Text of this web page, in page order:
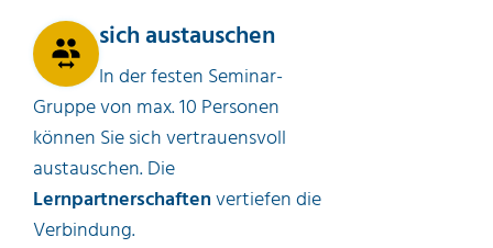
sich austauschen
In der festen Seminar-
Gruppe von max. 10 Personen
können Sie sich vertrauensvoll
austauschen. Die
Lernpartnerschaftenvertiefen die
Verbindung.